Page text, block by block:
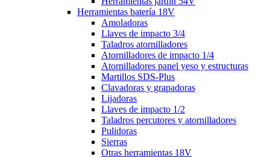
Herramientas batería 18V
Amoladoras
Llaves de impacto 3/4
Taladros atornilladores
Atornilladores de impacto 1/4
Atornilladores panel yeso y estructuras
Martillos SDS-Plus
Clavadoras y grapadoras
Lijadoras
Llaves de impacto 1/2
Taladros percutores y atornilladores
Pulidoras
Sierras
Otras herramientas 18V